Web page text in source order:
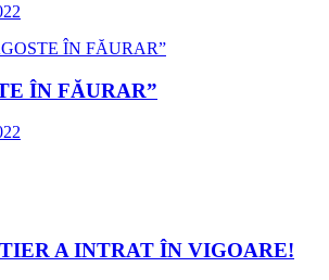
ÎN FĂURAR”
A INTRAT ÎN VIGOARE!